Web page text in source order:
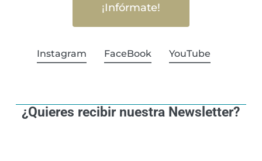
¡Infórmate!
Instagram FaceBook YouTube
¿Quieres recibir nuestra Newsletter?